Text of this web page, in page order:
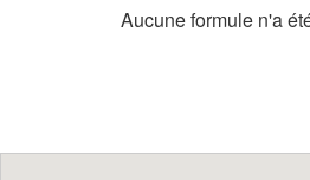
Aucune formule n'a